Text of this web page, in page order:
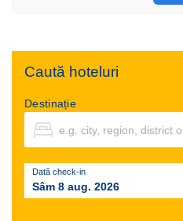
Caută hoteluri
Destinație
Dată check-in
Sâm 8 aug. 2026